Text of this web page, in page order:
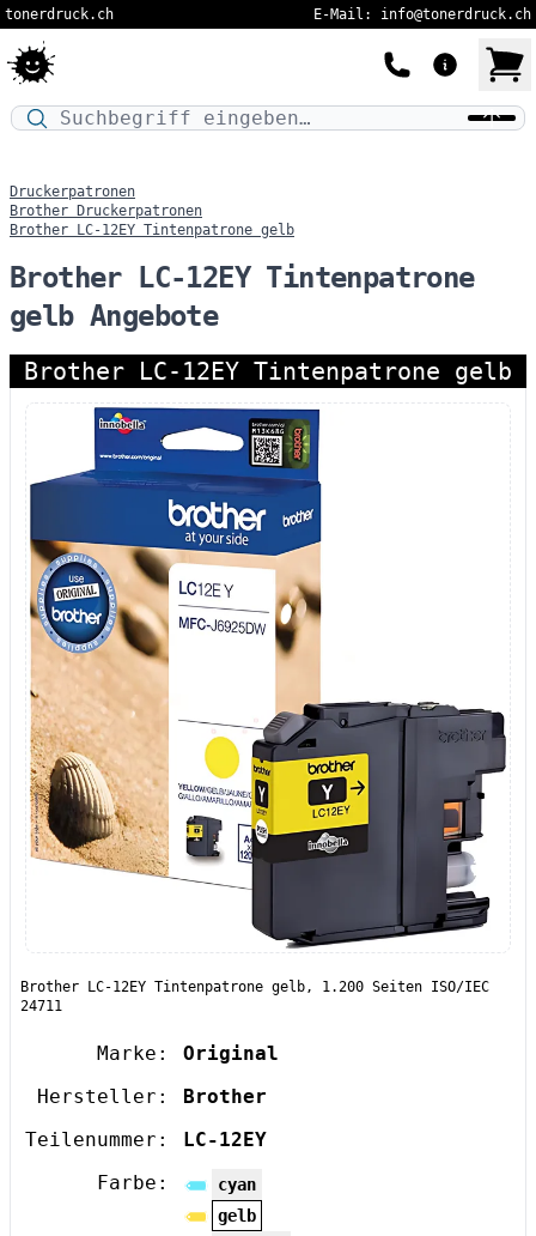
tonerdruck.ch E-Mail: info@tonerdruck.ch
Druckermodell oder Produktnamen eingeben…
Druckerpatronen
Brother Druckerpatronen
Brother LC-12EY Tintenpatrone gelb
Brother LC-12EY Tintenpatrone
gelb Angebote
Brother LC-12EY Tintenpatrone gelb
Brother LC-12EY Tintenpatrone gelb, 1.200 Seiten ISO/IEC
24711
Marke:
Original
Hersteller:
Brother
Teilenummer:
LC-12EY
Farbe:
cyan
gelb